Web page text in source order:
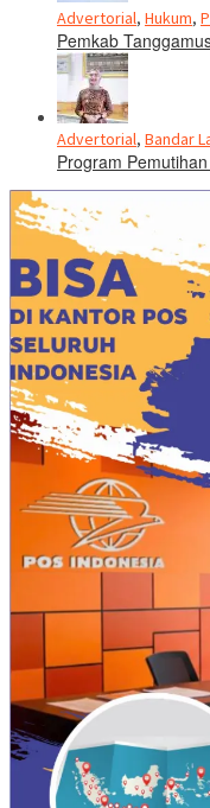
Advertorial, Hukum,
Pemkab
Advertorial, Bandar
Program